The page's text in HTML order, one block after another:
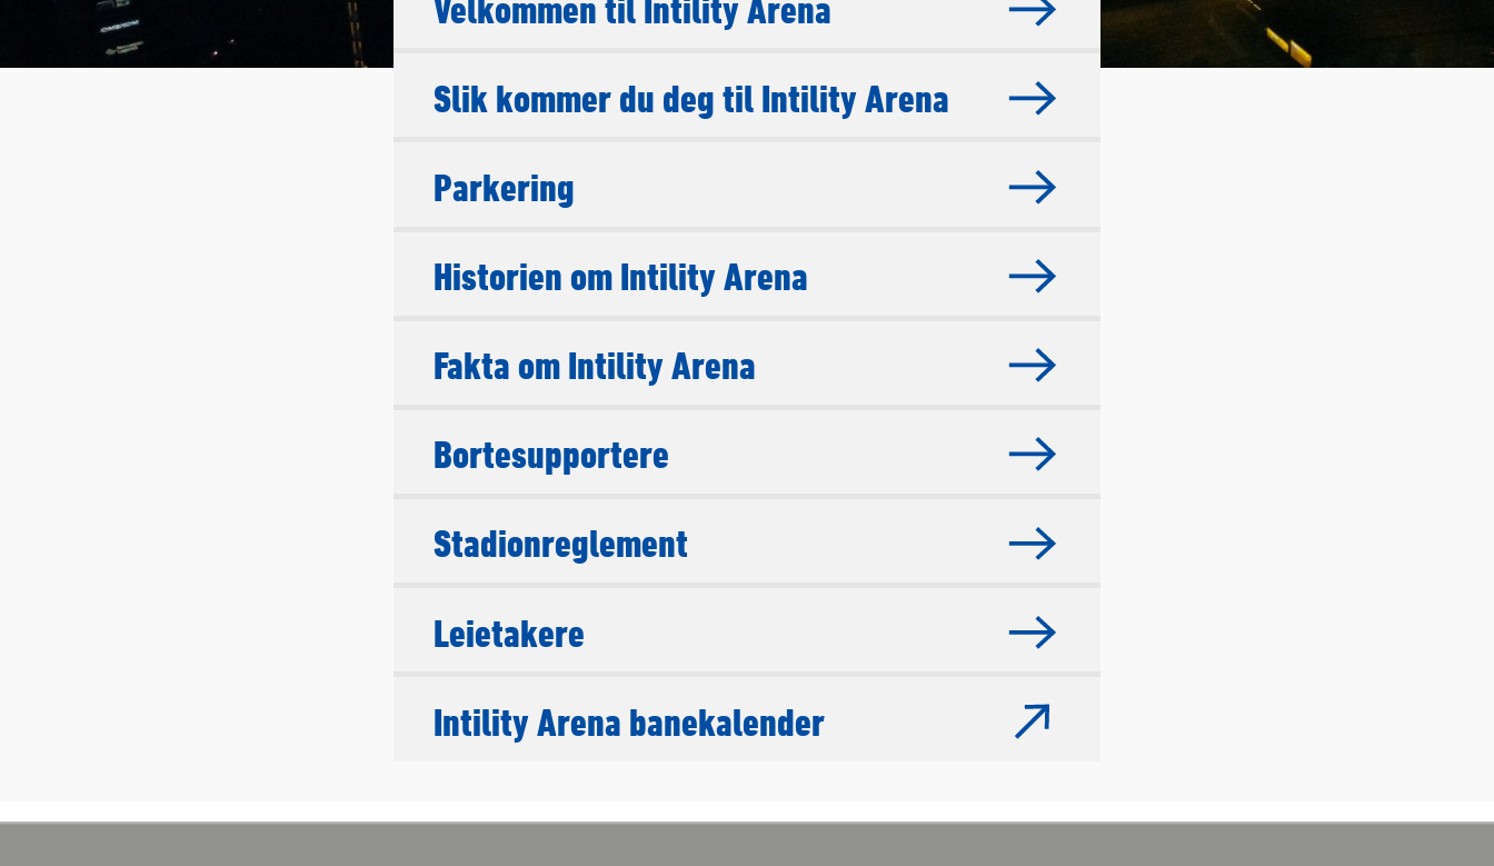
Slik kommer du deg til Intility Arena
Parkering
Historien om Intility Arena
Fakta om Intility Arena
Bortesupportere
Stadionreglement
Leietakere
Intility Arena banekalender